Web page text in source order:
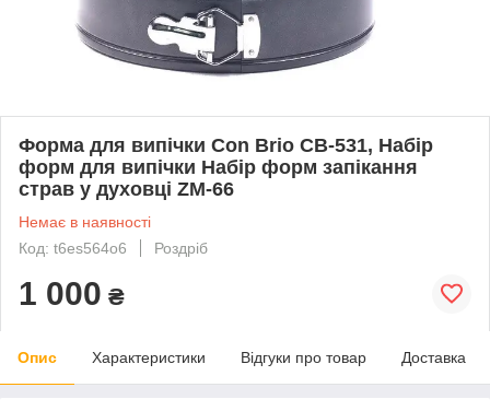
Форма для випічки Con Brio CB-531, Набір
форм для випічки Набір форм запікання
страв у духовці ZM-66
Немає в наявності
Код: t6es564o6
Роздріб
1 000 ₴
Опис Характеристики Відгуки про товар Доставка